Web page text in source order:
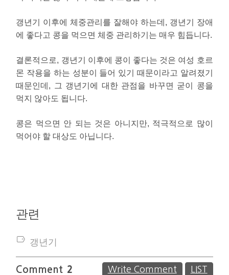
갱년기 이후에 체중관리를 잘해야 하는데, 갱년기 장애
에 좋다고 콩을 먹으면 체중 관리하기는 매우 힘듭니다.
결론적으로, 갱년기 이후에 콩이 좋다는 것은 여성 호르
몬 작용을 하는 성분이 들어 있기 때문이라고 알려졌기
때문인데, 그 갱년기에 대한 관점을 바꾸면 굳이 콩을
먹지 않아도 됩니다.
콩은 먹으면 안 되는 것은 아니지만, 적극적으로 많이
먹어야 할 대상도 아닙니다.
관련
갱년기
Comment 2 Write Comment LIST